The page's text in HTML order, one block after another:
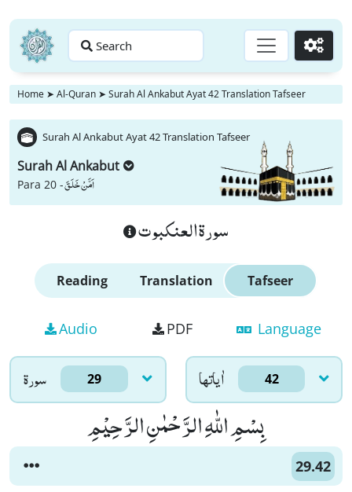
Search Go
Home ➤ Al-Quran ➤ Surah Al Ankabut Ayat 42 Translation Tafseer
Surah Al Ankabut Ayat 42 Translation Tafseer
Surah Al Ankabut
Para 20 -اَمَّنْ خَلَقَ
سورة العنكبوت
Reading Translation Tafseer
Audio PDF Language
سورۃ 29 اٰياتها 42
بِسْمِ اللّٰهِ الرَّحْمٰنِ الرَّحِیْمِ
29.42